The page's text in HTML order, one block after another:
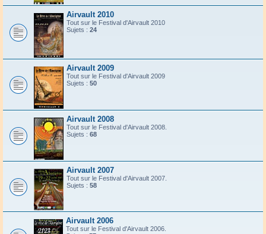
Airvault 2010
Tout sur le Festival d'Airvault 2010
Sujets : 24
Airvault 2009
Tout sur le Festival d'Airvault 2009
Sujets : 50
Airvault 2008
Tout sur le Festival d'Airvault 2008.
Sujets : 68
Airvault 2007
Tout sur le Festival d'Airvault 2007.
Sujets : 58
Airvault 2006
Tout sur le Festival d'Airvault 2006.